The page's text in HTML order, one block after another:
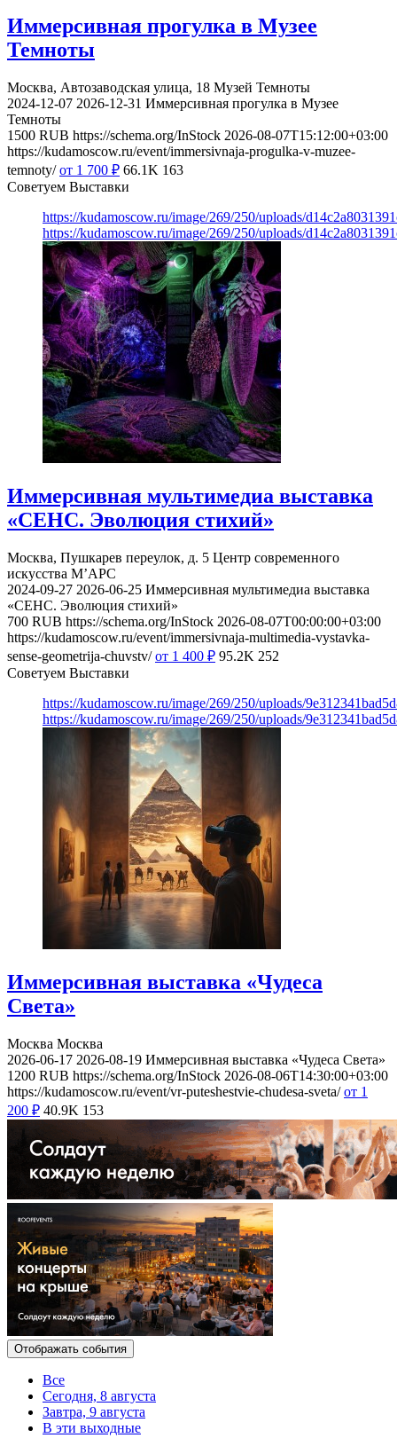
Иммерсивная прогулка в Музее
Темноты
Москва, Автозаводская улица, 18 Музей Темноты
2024-12-07 2026-12-31 Иммерсивная прогулка в Музее
Темноты
1500 RUB https://schema.org/InStock 2026-08-07T15:12:00+03:00
https://kudamoscow.ru/event/immersivnaja-progulka-v-muzee-
temnoty/ от 1 700 ₽ 66.1K 163
Советуем Выставки
https://kudamoscow.ru/image/269/250/uploads/
https://kudamoscow.ru/image/269/250/uploads/
Иммерсивная мультимедиа выставка
«СЕНС. Эволюция стихий»
Москва, Пушкарев переулок, д. 5 Центр современного
искусства М’АРС
2024-09-27 2026-06-25 Иммерсивная мультимедиа выставка
«СЕНС. Эволюция стихий»
700 RUB https://schema.org/InStock 2026-08-07T00:00:00+03:00
https://kudamoscow.ru/event/immersivnaja-multimedia-vystavka-
sense-geometrija-chuvstv/ от 1 400 ₽ 95.2K 252
Советуем Выставки
https://kudamoscow.ru/image/269/250/uploads/
https://kudamoscow.ru/image/269/250/uploads/
Иммерсивная выставка «Чудеса
Света»
Москва Москва
2026-06-17 2026-08-19 Иммерсивная выставка «Чудеса Света»
1200 RUB https://schema.org/InStock 2026-08-06T14:30:00+03:00
https://kudamoscow.ru/event/vr-puteshestvie-chudesa-sveta/ от 1
200 ₽ 40.9K 153
Отображать события
Все
Сегодня, 8 августа
Завтра, 9 августа
В эти выходные